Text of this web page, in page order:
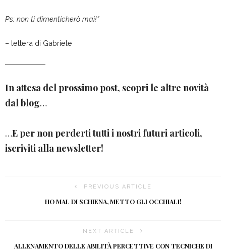
Ps: non ti dimenticherò mai!”
– lettera di Gabriele
In attesa del prossimo post, scopri le altre novità
dal blog…
…E per non perderti tutti i nostri futuri articoli,
iscriviti alla newsletter!
PREVIOUS ARTICLE
HO MAL DI SCHIENA, METTO GLI OCCHIALI!
NEXT ARTICLE
ALLENAMENTO DELLE ABILITÀ PERCETTIVE CON TECNICHE DI